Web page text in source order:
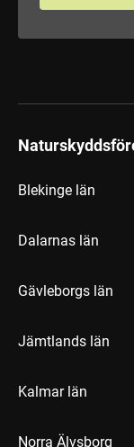
Blekinge län
Dalarnas län
Gävleborgs län
Jämtlands län
Kalmar län
Norra Älvsborg